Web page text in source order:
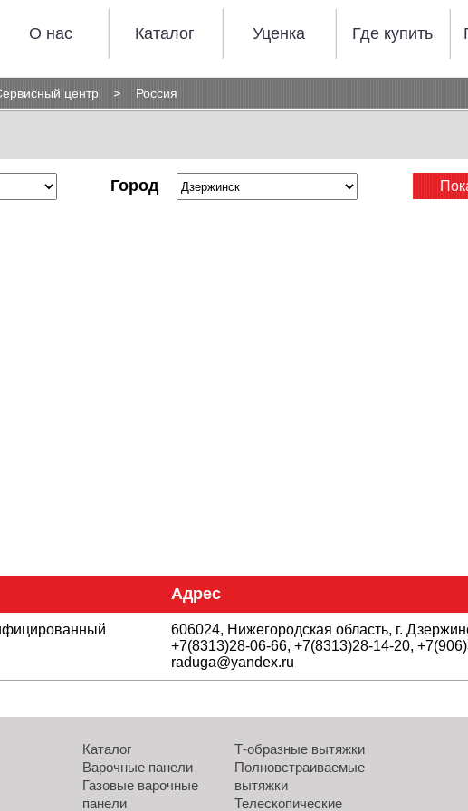
О нас Каталог Уценка Где купить
центр Россия
Город
Адрес
606024, Нижегородская область, г.
+7(8313)28-06-66, +7(8313)28-14-20,
raduga@yandex.ru
Каталог
Варочные панели
Газовые варочные
панели
Т-образные вытяжки
Полновстраиваемые
вытяжки
Телескопические